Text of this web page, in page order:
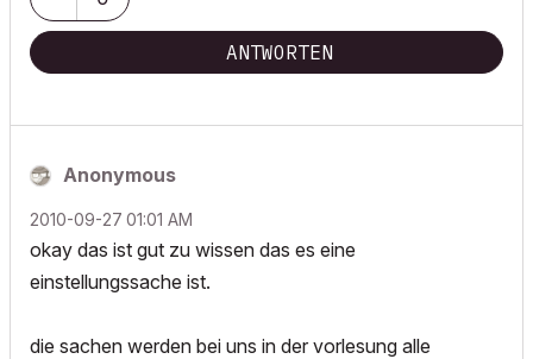
ANTWORTEN
Anonymous
‎2010-09-27 01:01 AM
okay das ist gut zu wissen das es eine
einstellungssache ist.
die sachen werden bei uns in der vorlesung alle